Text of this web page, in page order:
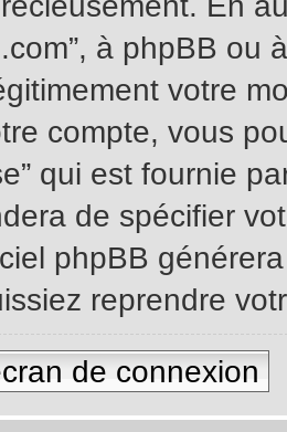
à phpBB ou
votre
compte, vous
qui est fournie
de spécifier
phpBB
reprendre
de connexion